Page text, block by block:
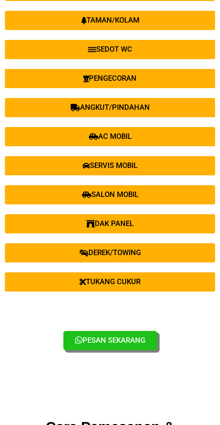
TAMAN/KOLAM
SEDOT WC
PENGECORAN
ANGKUT/PINDAHAN
AC MOBIL
SERVIS MOBIL
SALON MOBIL
DAK PANEL
DEREK/TOWING
TUKANG CUKUR
PESAN SEKARANG